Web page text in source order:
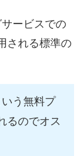
ービスでの
される標準の
いう無料プ
るのでオス